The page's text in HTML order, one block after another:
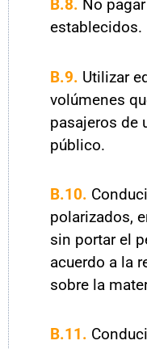
B.8. No
establecidos.
B.9. Utilizar
volúmenes
pasajeros de
público.
B.10.
polarizados,
sin portar el
acuerdo a la
sobre la
B.11.